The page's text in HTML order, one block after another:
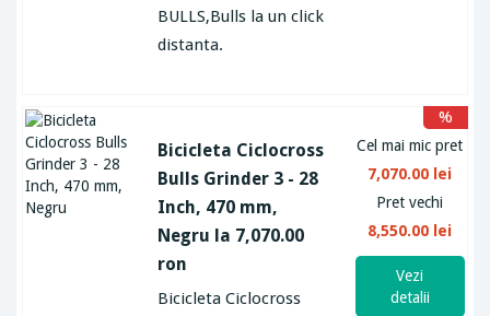
BULLS,Bulls la un click
distanta.
Bicicleta Ciclocross
Bulls Grinder 3 - 28
Inch, 470 mm,
Negru la 7,070.00
ron
Bicicleta Ciclocross
Cel mai mic pret
7,070.00 lei
Pret vechi
8,550.00 lei
%
Vezi
detalii